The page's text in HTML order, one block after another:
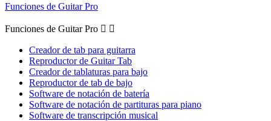
Funciones de Guitar Pro
Funciones de Guitar Pro  
Creador de tab para guitarra
Reproductor de Guitar Tab
Creador de tablaturas para bajo
Reproductor de tab de bajo
Software de notación de batería
Software de notación de partituras para piano
Software de transcripción musical